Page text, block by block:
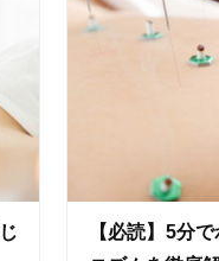
【必読】5分